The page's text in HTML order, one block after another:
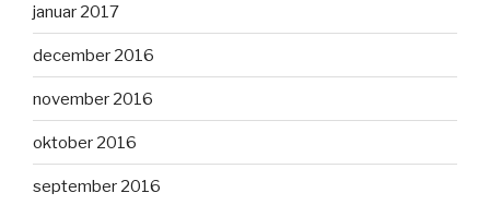
januar 2017
december 2016
november 2016
oktober 2016
september 2016